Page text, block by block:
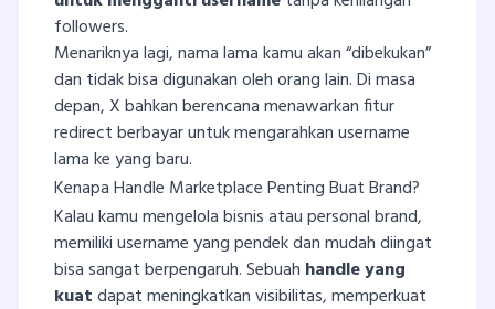
followers.
Menariknya lagi, nama lama kamu akan “dibekukan”
dan tidak bisa digunakan oleh orang lain. Di masa
depan, X bahkan berencana menawarkan fitur
redirect berbayar untuk mengarahkan username
lama ke yang baru.
Kenapa Handle Marketplace Penting Buat Brand?
Kalau kamu mengelola bisnis atau personal brand,
memiliki username yang pendek dan mudah diingat
bisa sangat berpengaruh. Sebuah handle yang
kuatdapat meningkatkan visibilitas, memperkuat